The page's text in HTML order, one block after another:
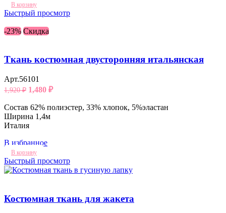
В корзину
Быстрый просмотр
-23% Скидка
Ткань костюмная двусторонняя итальянская
Арт.56101
1,920₽ 1,480 ₽
Состав 62% полиэстер, 33% хлопок, 5%эластан
Ширина 1,4м
Италия
В избранное
В корзину
Быстрый просмотр
Костюмная ткань для жакета